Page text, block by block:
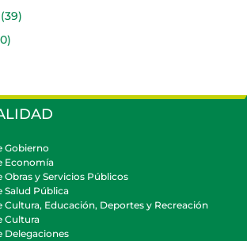
Gobierno
Economía
Obras y Servicios Públicos
Salud Pública
Cultura, Educación, Deportes y Recreación
Cultura
Delegaciones